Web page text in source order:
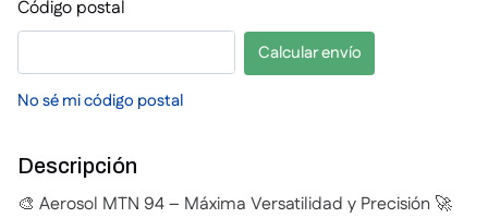
Código postal
No sé mi código postal
Calcular envío
Descripción
🎨 Aerosol MTN 94 – Máxima Versatilidad y Precisión 🚀